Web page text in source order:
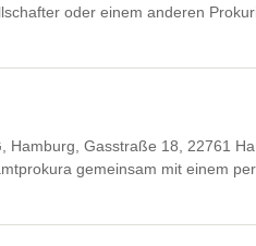
oder einem anderen
Hamburg, Gasstraße 18, 22761
gemeinsam mit einem